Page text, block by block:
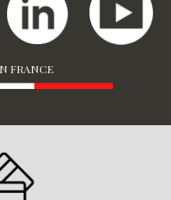
FRANCE